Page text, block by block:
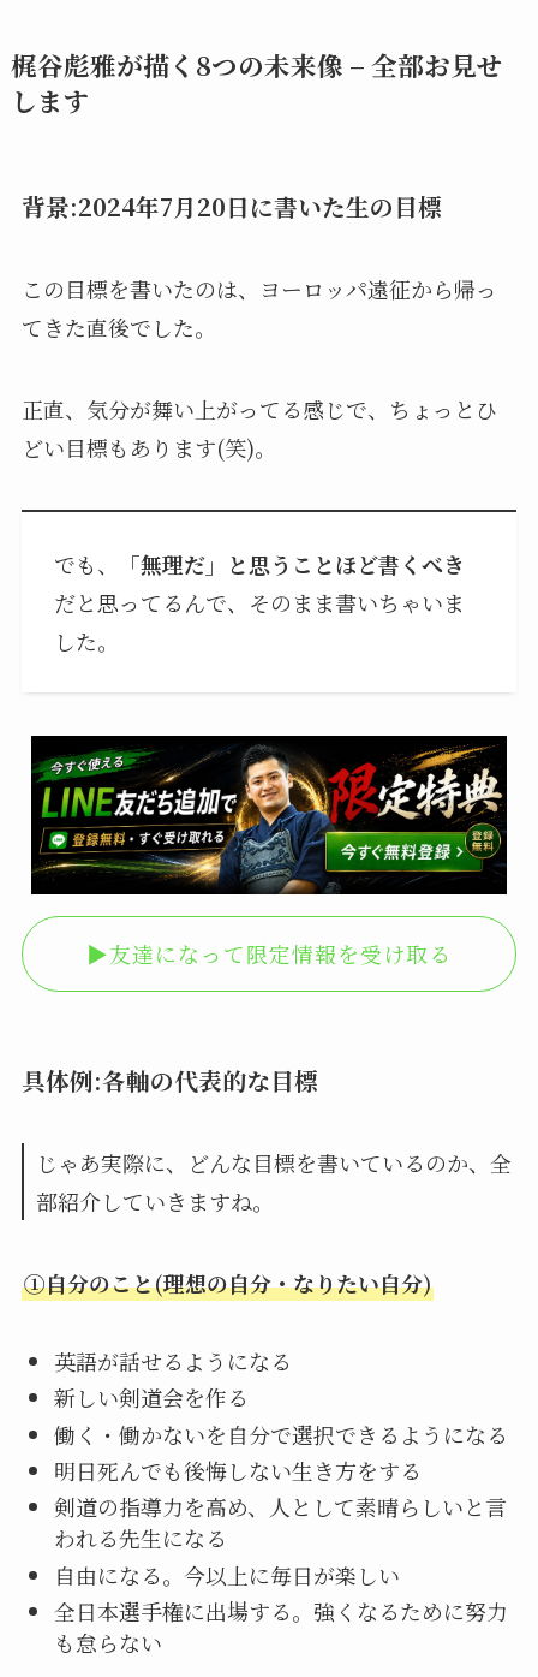
梶谷彪雅が描く8つの未来像 – 全部お見せ
します
背景:2024年7月20日に書いた生の目標
この目標を書いたのは、ヨーロッパ遠征から帰っ
てきた直後でした。
正直、気分が舞い上がってる感じで、ちょっとひ
どい目標もあります(笑)。
でも、
「無理だ」と思うことほど書くべき
だと思ってるんで、そのまま書いちゃいま
した。
▶︎友達になって限定情報を受け取る
具体例:各軸の代表的な目標
じゃあ実際に、どんな目標を書いているのか、全
部紹介していきますね。
①自分のこと(理想の自分・なりたい自分)
英語が話せるようになる
新しい剣道会を作る
働く・働かないを自分で選択できるようになる
明日死んでも後悔しない生き方をする
剣道の指導力を高め、人として素晴らしいと言
われる先生になる
自由になる。今以上に毎日が楽しい
全日本選手権に出場する。強くなるために努力
も怠らない